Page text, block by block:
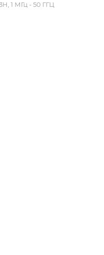
1 МГц - 50 ГГЦ